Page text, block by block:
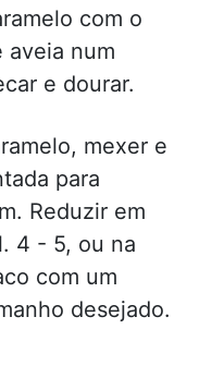
com o
aveia num
e dourar.
mexer e
para
Reduzir em
4 - 5, ou na
com um
desejado.